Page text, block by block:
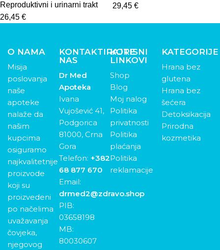
Reproduktivni i urinarni trakt
26,45 €
29,45 €
O NAMA
Misija
poslovanja
naše
apoteke
nalaže da
našim
kupcima
osiguramo
najkvalitetnije
proizvode
koji su
proizvedeni
po načelima
uvažavanja
čovjeka,
njegovog
KONTAKTIRAJTE
NAS
Dr Med
Apoteka
Ivana
Vujošević 41,
Podgorica
81000, Crna
Gora
Telefon: +382
68 877 670
Email:
drmed2@zdravo.shop
PIB:
03658198
MB:
80030607
KORISNI
LINKOVI
Shop
Blog
Moj nalog
Politika
privatnosti
Politika
plaćanja
Politika
reklamacije
KATEGORIJE
Hrana bez
glutena
Hrana bez
šećera
Detoksikacija
Prirodna
kozmetika